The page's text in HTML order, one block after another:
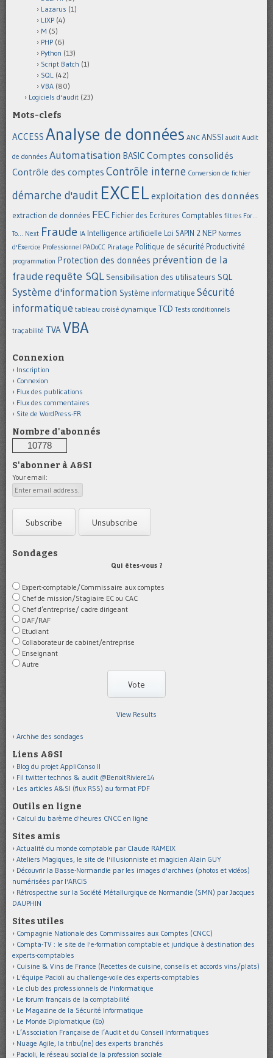
Lazarus (1)
LIXP (4)
M (5)
PHP (6)
Python (13)
Script Batch (1)
SQL (42)
VBA (80)
Logiciels d'audit (23)
Mots-clefs
ACCESS Analyse de données ANC ANSSI audit Audit
de données Automatisation BASIC Comptes consolidés
Contrôle des comptes Contrôle interne Conversion de fichier
démarche d'audit EXCEL exploitation des données
extraction de données FEC Fichier des Ecritures Comptables filtres For...
To... Next Fraude IA Intelligence artificielle Loi SAPIN 2 NEP Normes
d'Exercice Professionnel PADoCC Piratage Politique de sécurité Productivité
programmation Protection des données prévention de la
fraude requête SQL Sensibilisation des utilisateurs SQL
Système d'information Système informatique Sécurité
informatique tableau croisé dynamique TCD Tests conditionnels
traçabilité TVAVBA
Connexion
Inscription
Connexion
Flux des publications
Flux des commentaires
Site de WordPress-FR
Nombre d'abonnés
10778
S'abonner à A&SI
Your email:
Sondages
Qui êtes-vous ?
Expert-comptable/Commissaire aux comptes
Chef de mission/Stagiaire EC ou CAC
Chef d’entreprise/ cadre dirigeant
DAF/RAF
Etudiant
Collaborateur de cabinet/entreprise
Enseignant
Autre
View Results
Archive des sondages
Liens A&SI
Blog du projet AppliConso II
Fil twitter technos & audit @BenoitRiviere14
Les articles A&SI (flux RSS) au format PDF
Outils en ligne
Calcul du barème d'heures CNCC en ligne
Sites amis
Actualité du monde comptable par Claude RAMEIX
Ateliers Magiques, le site de l'illusionniste et magicien Alain GUY
Découvrir la Basse-Normandie par les images d'archives (photos et vidéos)
numérisées par l'ARCIS
Rétrospective sur la Société Métallurgique de Normandie (SMN) par Jacques
DAUPHIN
Sites utiles
Compagnie Nationale des Commissaires aux Comptes (CNCC)
Compta-TV : le site de l'e-formation comptable et juridique à destination des
experts-comptables
Cuisine & Vins de France (Recettes de cuisine, conseils et accords vins/plats)
L'équipe Pacioli au challenge-voile des experts-comptables
Le club des professionnels de l'informatique
Le forum français de la comptabilité
Le Magazine de la Sécurité Informatique
Le Monde Diplomatique (Eo)
L’Association Française de l’Audit et du Conseil Informatiques
Nuage Agile, la tribu(ne) des experts branchés
Pacioli, le réseau social de la profession sociale